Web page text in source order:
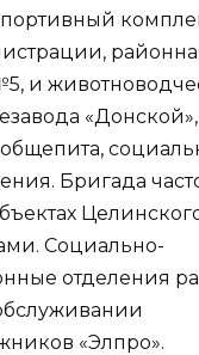
и
Бригада
Социально-
отделения
«Элпро».